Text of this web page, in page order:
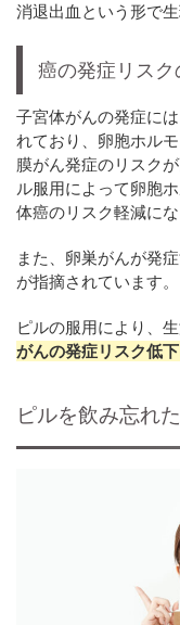
消退出血という形で
癌の発症リスク
子宮体がんの発症に
れており、卵胞ホル
膜がん発症のリスク
ル服用によって卵胞
体癌のリスク軽減に
また、卵巣がんが発
が指摘されています。
ピルの服用により、
がんの発症リスク低
ピルを飲み忘れ